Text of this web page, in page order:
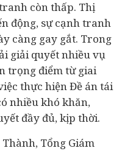
còn thấp. Thị
động, sự cạnh tranh
càng gay gắt. Trong
giải quyết nhiều vụ
trọng điểm từ giai
thực hiện Đề ántái
nhiều khó khăn,
đầy đủ, kịp thời.
Tổng Giám